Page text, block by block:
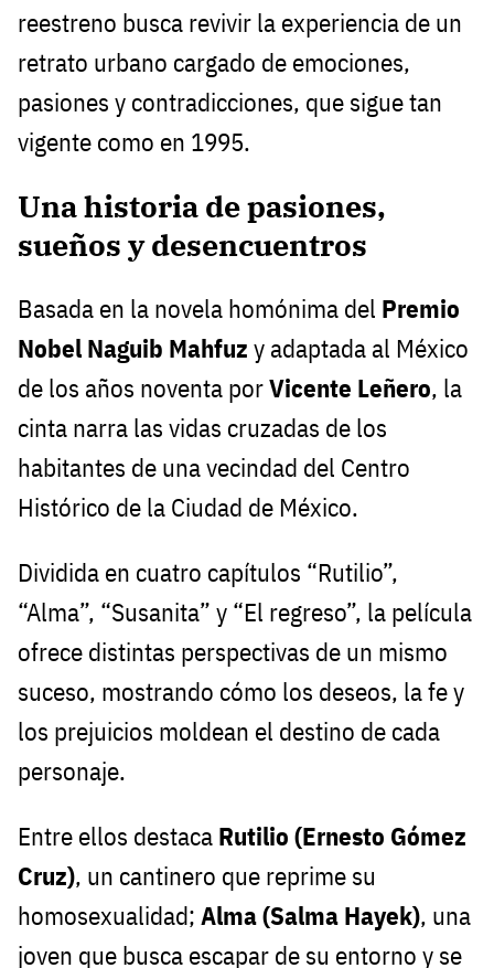
reestreno busca revivir la experiencia de un
retrato urbano cargado de emociones,
pasiones y contradicciones, que sigue tan
vigente como en 1995.
Una historia de pasiones,
sueños y desencuentros
Basada en la novela homónima del Premio
Nobel Naguib Mahfuz y adaptada al México
de los años noventa porVicente Leñero, la
cinta narra las vidas cruzadas de los
habitantes de una vecindad del Centro
Histórico de la Ciudad de México.
Dividida en cuatro capítulos “Rutilio”,
“Alma”, “Susanita” y “El regreso”, la película
ofrece distintas perspectivas de un mismo
suceso, mostrando cómo los deseos, la fe y
los prejuicios moldean el destino de cada
personaje.
Entre ellos destaca Rutilio (Ernesto Gómez
Cruz), un cantinero que reprime su
homosexualidad; Alma (Salma Hayek), una
joven que busca escapar de su entorno y se